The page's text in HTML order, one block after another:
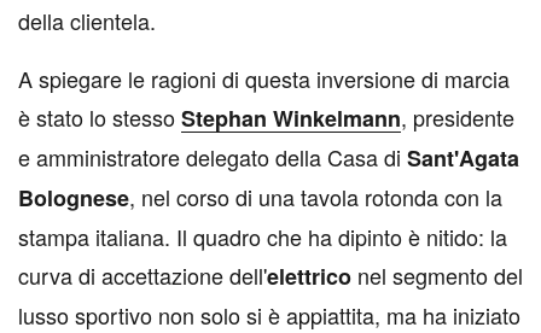
della clientela.
A spiegare le ragioni di questa inversione di marcia
è stato lo stessoStephan Winkelmann, presidente
e amministratore delegato della Casa di Sant'Agata
Bolognese, nel corso di una tavola rotonda con la
stampa italiana. Il quadro che ha dipinto è nitido: la
curva di accettazione dell'elettrico nel segmento del
lusso sportivo non solo si è appiattita, ma ha iniziato